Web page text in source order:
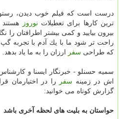
درست است كه فیلم خوب دیدن،
ترین كارها برای تعطیلات نوروز
هستند
بیرون بیایید و كمی بیشتر اطرافتان را
راحت تر شود ما با یك آدم با تجربه گپ
كه طراحی سفر ارزان را به ما یاد بدهد.
سمیه حسنلو - خبرنگار ایسنا و
اش در زمینه سفر
را در اختیارمان
گزارش كوتاه می خوانید:
حواستان به بلیت های لحظه آخری باشد